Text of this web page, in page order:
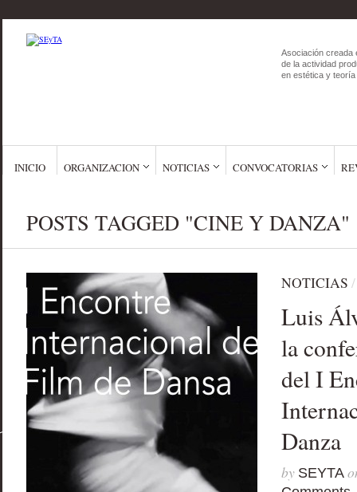
Asociación creada
de la actividad
en estética y teoría
INICIO ORGANIZACION NOTICIAS CONVOCATORIAS
POSTS TAGGED "CINE Y DANZA"
NOTICIAS
Luis
la
del I
Danza
by SEYTA